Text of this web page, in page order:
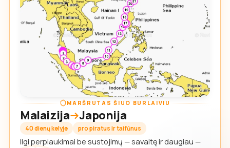
MARŠRUTAS ŠIUO BURLAIVIU
Malaizija Japonija
40 dienų kelyje pro piratus ir taifūnus
Ilgi perplaukimai be sustojimų — savaitę ir daugiau —